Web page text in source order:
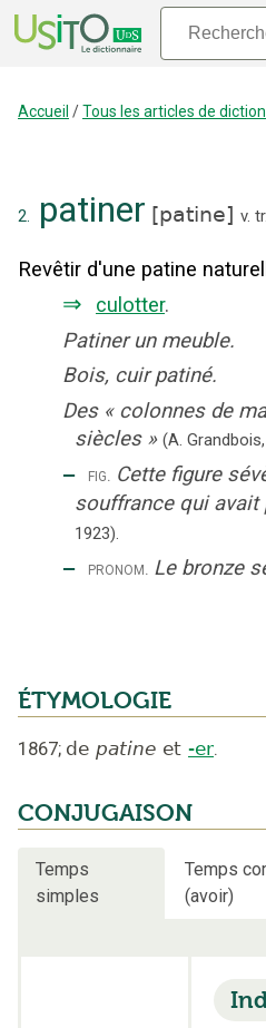
Accueil /Tous les articles de
2. patiner [patine] v.
Revêtir d'une patine
⇒ culotter.
Patiner un meuble.
Bois, cuir patiné.
Des « colonnes de
siècles » (A. Grandbois,
‒ fig. Cette figure
souffrance qui
1923).
‒ pronom. Le bronze
ÉTYMOLOGIE
1867; de patine et -er.
CONJUGAISON
Temps
simples
Temps
(avoir)